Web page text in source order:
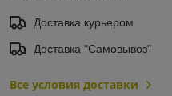
Доставка курьером
Доставка "Самовывоз"
Все условия доставки